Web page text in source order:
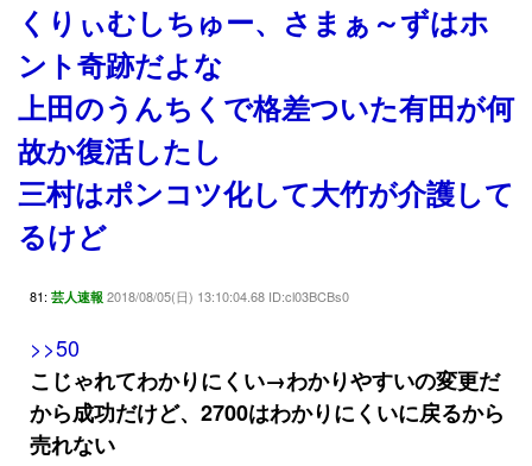
くりぃむしちゅー、さまぁ～ずはホ
ント奇跡だよな
上田のうんちくで格差ついた有田が何
故か復活したし
三村はポンコツ化して大竹が介護して
るけど
81: 芸人速報 2018/08/05(日) 13:10:04.68 ID:cl03BCBs0
>>50
こじゃれてわかりにくい→わかりやすいの変更だ
から成功だけど、2700はわかりにくいに戻るから
売れない